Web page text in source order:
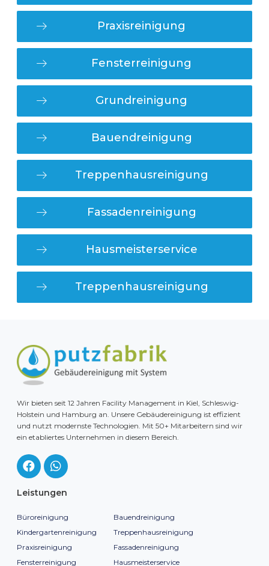
Praxisreinigung
Fensterreinigung
Grundreinigung
Bauendreinigung
Treppenhausreinigung
Fassadenreinigung
Hausmeisterservice
Treppenhausreinigung
Wir bieten seit 12 Jahren Facility Management in Kiel, Schleswig-
Holstein und Hamburg an. Unsere Gebäudereinigung ist effizient
und nutzt modernste Technologien. Mit 50+ Mitarbeitern sind wir
ein etabliertes Unternehmen in diesem Bereich.
Leistungen
Büroreinigung
Kindergartenreinigung
Praxisreinigung
Fensterreinigung
Bauendreinigung
Treppenhausreinigung
Fassadenreinigung
Hausmeisterservice